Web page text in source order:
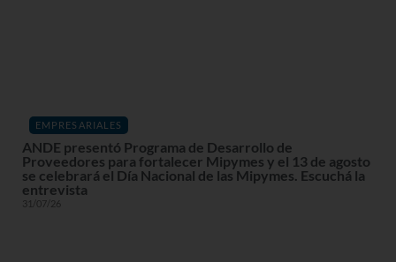
EMPRESARIALES
ANDE presentó Programa de Desarrollo de
Proveedores para fortalecer Mipymes y el 13 de agosto
se celebrará el Día Nacional de las Mipymes. Escuchá la
entrevista
31/07/26